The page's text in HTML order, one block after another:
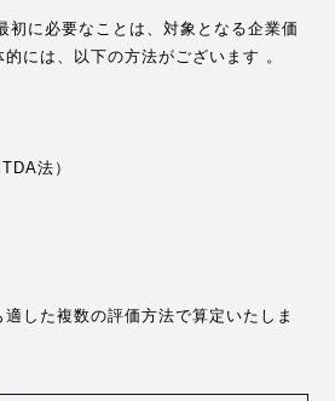
初に必要なことは、対象となる企業価
には、以下の方法がございます 。
法）
した複数の評価方法で算定いたしま